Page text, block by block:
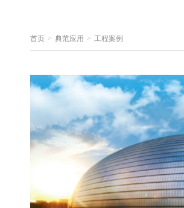
首页 > 典范应用 > 工程案例